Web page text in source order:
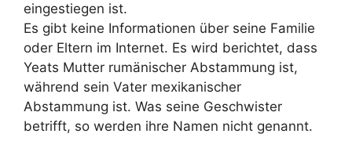
eingestiegen ist.
Es gibt keine Informationen über seine Familie
oder Eltern im Internet. Es wird berichtet, dass
Yeats Mutter rumänischer Abstammung ist,
während sein Vater mexikanischer
Abstammung ist. Was seine Geschwister
betrifft, so werden ihre Namen nicht genannt.